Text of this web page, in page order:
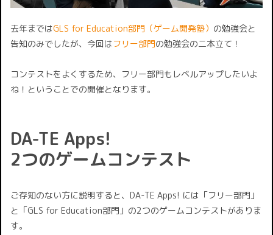
去年まではGLS for Education部門（ゲーム開発塾） の勉強会と
告知のみでしたが、今回は フリー部門の勉強会の二本立て！
コンテストをよくするため、フリー部門もレベルアップしたいよ
ね！ということでの開催となります。
DA-TE Apps!
2つのゲームコンテスト
ご存知のない方に説明すると、DA-TE Apps! には「フリー部門」
と「GLS for Education部門」の2つのゲームコンテストがありま
す。